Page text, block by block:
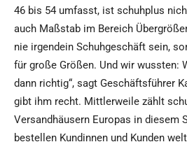
46 bis 54 umfasst, ist schuhplus
auch Maßstab im Bereich
nie irgendein Schuhgeschäft sein,
für große Größen. Und wir wussten:
dann richtig“, sagt Geschäftsführer
gibt ihm recht. Mittlerweile zählt
Versandhäusern Europas in diesem
bestellen Kundinnen und Kunden